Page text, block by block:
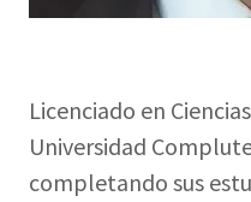
Licenciado en
Universidad
completando sus